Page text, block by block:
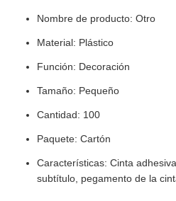
Nombre de producto: Otro
Material: Plástico
Función: Decoración
Tamaño: Pequeño
Cantidad: 100
Paquete: Cartón
Características: Cinta
subtítulo, pegamento de la